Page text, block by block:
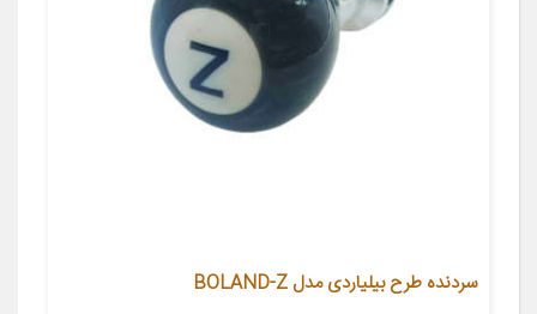
سردنده طرح بیلیاردی مدل BOLAND-Z